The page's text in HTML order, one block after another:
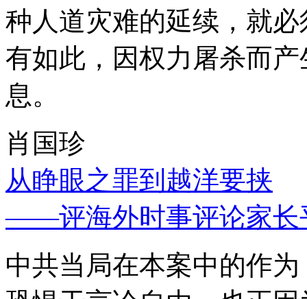
种人道灾难的延续，就
有如此，因权力屠杀而
息。
肖国珍
从睁眼之罪到越洋要挟
——评海外时事评论家长
中共当局在本案中的作